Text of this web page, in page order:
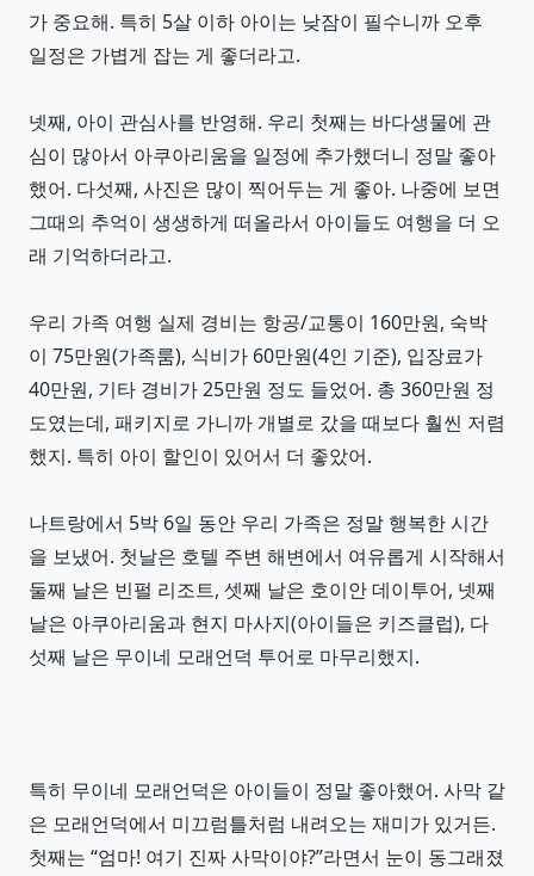
가 중요해. 특히 5살 이하 아이는 낮잠이 필수니까 오후
일정은 가볍게 잡는 게 좋더라고.
넷째, 아이 관심사를 반영해. 우리 첫째는 바다생물에 관
심이 많아서 아쿠아리움을 일정에 추가했더니 정말 좋아
했어. 다섯째, 사진은 많이 찍어두는 게 좋아. 나중에 보면
그때의 추억이 생생하게 떠올라서 아이들도 여행을 더 오
래 기억하더라고.
우리 가족 여행 실제 경비는 항공/교통이 160만원, 숙박
이 75만원(가족룸), 식비가 60만원(4인 기준), 입장료가
40만원, 기타 경비가 25만원 정도 들었어. 총 360만원 정
도였는데, 패키지로 가니까 개별로 갔을 때보다 훨씬 저렴
했지. 특히 아이 할인이 있어서 더 좋았어.
나트랑에서 5박 6일 동안 우리 가족은 정말 행복한 시간
을 보냈어. 첫날은 호텔 주변 해변에서 여유롭게 시작해서
둘째 날은 빈펄 리조트, 셋째 날은 호이안 데이투어, 넷째
날은 아쿠아리움과 현지 마사지(아이들은 키즈클럽), 다
섯째 날은 무이네 모래언덕 투어로 마무리했지.
특히 무이네 모래언덕은 아이들이 정말 좋아했어. 사막 같
은 모래언덕에서 미끄럼틀처럼 내려오는 재미가 있거든.
첫째는 “엄마! 여기 진짜 사막이야?”라면서 눈이 동그래졌